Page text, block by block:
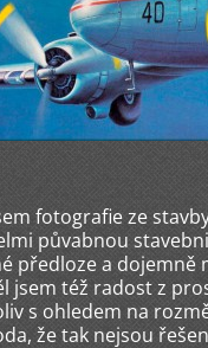
fotografie ze
půvabnou
předloze a dojemně
jsem též radost z
s ohledem na
že tak nejsou